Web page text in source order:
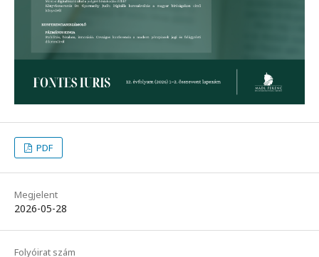
PDF
Megjelent
2026-05-28
Folyóirat szám